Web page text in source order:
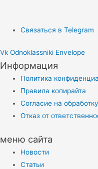
Связаться в Telegram
Vk Odnoklassniki Envelope
Информация
Политика
Правила копирайта
Согласие на
Отказ от
меню сайта
Новости
Статьи